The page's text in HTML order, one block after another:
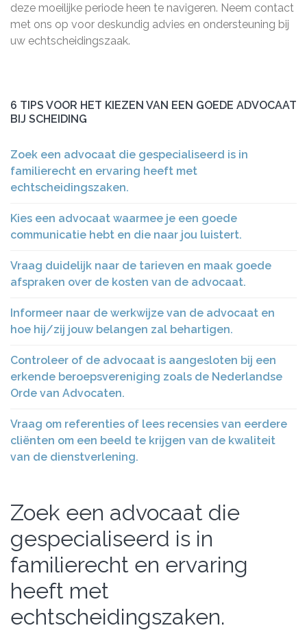
deze moeilijke periode heen te navigeren. Neem contact
met ons op voor deskundig advies en ondersteuning bij
uw echtscheidingszaak.
6 TIPS VOOR HET KIEZEN VAN EEN GOEDE ADVOCAAT
BIJ SCHEIDING
Zoek een advocaat die gespecialiseerd is in
familierecht en ervaring heeft met
echtscheidingszaken.
Kies een advocaat waarmee je een goede
communicatie hebt en die naar jou luistert.
Vraag duidelijk naar de tarieven en maak goede
afspraken over de kosten van de advocaat.
Informeer naar de werkwijze van de advocaat en
hoe hij/zij jouw belangen zal behartigen.
Controleer of de advocaat is aangesloten bij een
erkende beroepsvereniging zoals de Nederlandse
Orde van Advocaten.
Vraag om referenties of lees recensies van eerdere
cliënten om een beeld te krijgen van de kwaliteit
van de dienstverlening.
Zoek een advocaat die
gespecialiseerd is in
familierecht en ervaring
heeft met
echtscheidingszaken.